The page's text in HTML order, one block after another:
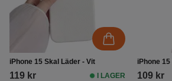
iPhone 15 Skal Läder - Vit
119 kr I LAGER
iPhone
109 kr